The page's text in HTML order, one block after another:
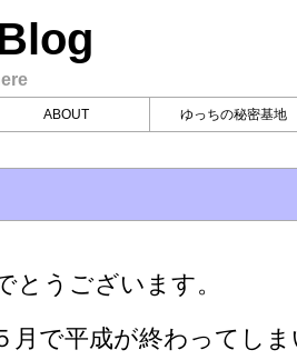
ABOUT ゆっちの秘密基地
とうございます。
月で平成が終わってし